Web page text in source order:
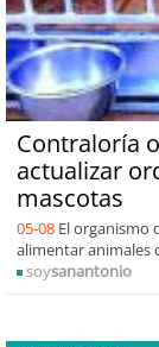
Contraloría
actualizar
mascotas
05-08 El organismo
alimentar animales
soysanantonio